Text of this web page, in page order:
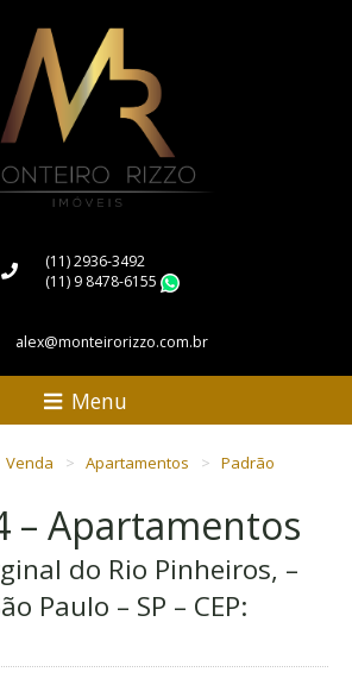
(11) 2936-3492
(11) 9 8478-6155
alex@monteirorizzo.com.br
Menu
Venda Apartamentos Padrão
– Apartamentos
do Rio Pinheiros, –
Paulo – SP – CEP: